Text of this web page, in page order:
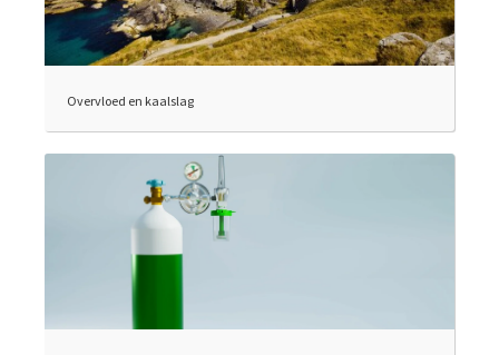
Overvloed en kaalslag